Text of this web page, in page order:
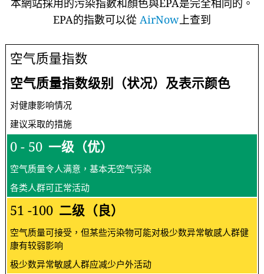
本網站採用的污染指數和顏色與EPA是完全相同的。
EPA的指數可以從 AirNow上查到
空气质量指数
空气质量指数级别（状况）及表示颜色
对健康影响情况
建议采取的措施
0 - 50 一级（优）
空气质量令人满意，基本无空气污染
各类人群可正常活动
51 -100 二级（良）
空气质量可接受，但某些污染物可能对极少数异常敏感人群健
康有较弱影响
极少数异常敏感人群应减少户外活动